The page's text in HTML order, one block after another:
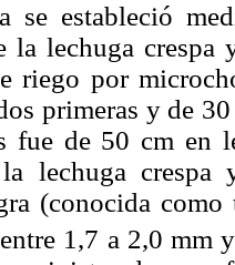
se estableció
la lechuga crespa
riego por
primeras y de
fue de 50 cm en
lechuga crespa
(conocida
1,7 a 2,0 mm